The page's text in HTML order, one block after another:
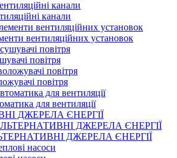
канали
вентиляційних установок
повітря
повітря
для вентиляції
ДЖЕРЕЛА ЄНЕРГІЇ
ДЖЕРЕЛА ЄНЕРГІЇ